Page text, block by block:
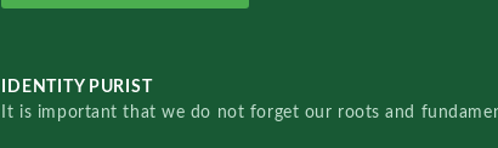
IDENTITY PURIST
It is important that we do not forget our roots and